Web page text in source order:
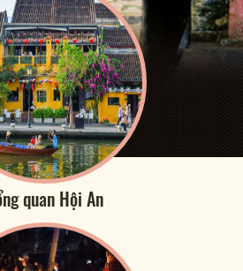
quan Hội An